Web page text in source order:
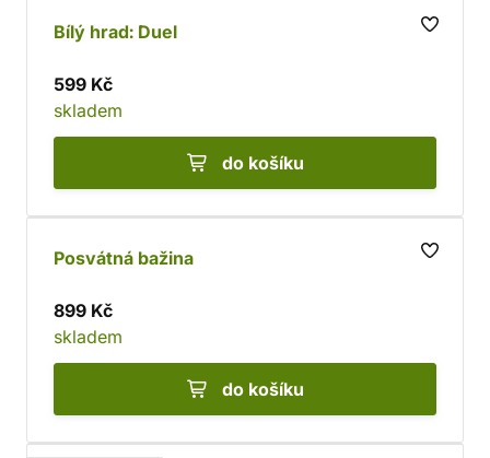
Bílý hrad: Duel
599 Kč
skladem
do košíku
Posvátná bažina
899 Kč
skladem
do košíku